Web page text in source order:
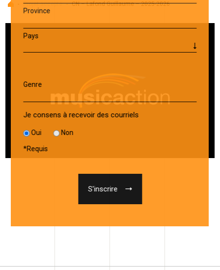
Accueil
- Projet accepté - CN – Lafond Guillaume – 2025-2026
Province
Pays
Genre
Je consens à recevoir des courriels
Oui Non
*Requis